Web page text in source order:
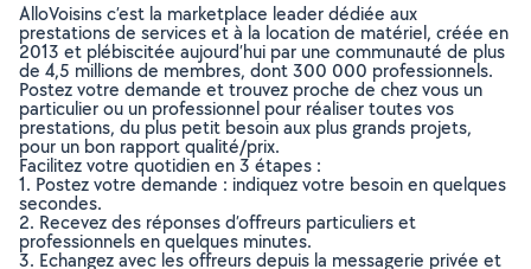
AlloVoisins c’est la marketplace leader dédiée aux
prestations de services et à la location de matériel, créée en
2013 et plébiscitée aujourd’hui par une communauté de plus
de 4,5 millions de membres, dont 300 000 professionnels.
Postez votre demande et trouvez proche de chez vous un
particulier ou un professionnel pour réaliser toutes vos
prestations, du plus petit besoin aux plus grands projets,
pour un bon rapport qualité/prix.
Facilitez votre quotidien en 3 étapes :
1. Postez votre demande : indiquez votre besoin en quelques
secondes.
2. Recevez des réponses d’offreurs particuliers et
professionnels en quelques minutes.
3. Echangez avec les offreurs depuis la messagerie privée et